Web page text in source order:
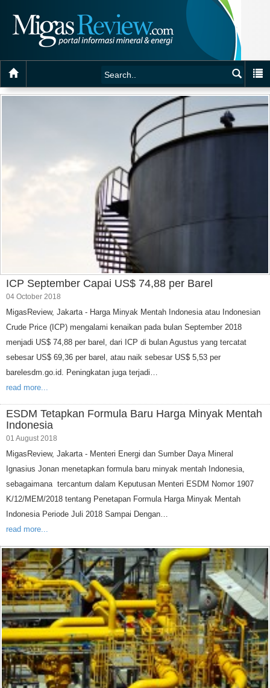
ICP September Capai US$ 74,88 per Barel
04 October 2018
MigasReview, Jakarta - Harga Minyak Mentah Indonesia atau Indonesian
Crude Price (ICP) mengalami kenaikan pada bulan September 2018
menjadi US$ 74,88 per barel, dari ICP di bulan Agustus yang tercatat
sebesar US$ 69,36 per barel, atau naik sebesar US$ 5,53 per
barelesdm.go.id. Peningkatan juga terjadi…
read more...
ESDM Tetapkan Formula Baru Harga Minyak Mentah
Indonesia
01 August 2018
MigasReview, Jakarta - Menteri Energi dan Sumber Daya Mineral
Ignasius Jonan menetapkan formula baru minyak mentah Indonesia,
sebagaimana tercantum dalam Keputusan Menteri ESDM Nomor 1907
K/12/MEM/2018 tentang Penetapan Formula Harga Minyak Mentah
Indonesia Periode Juli 2018 Sampai Dengan…
read more...